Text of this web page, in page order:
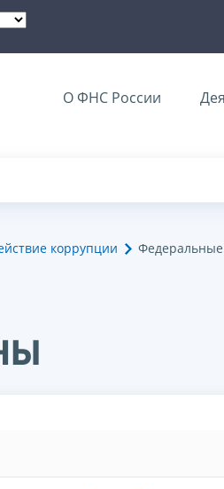
О ФНС России
коррупции